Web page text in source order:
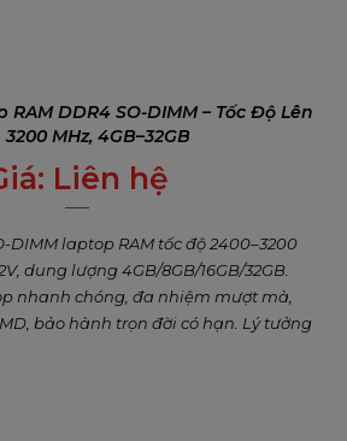
RAM DDR4 SO-DIMM – Tốc Độ Lên
MHz, 4GB–32GB
Liên hệ
0₫
DIMM laptop RAM tốc độ 2400–3200
dung lượng 4GB/8GB/16GB/32GB.
nhanh chóng, đa nhiệm mượt mà,
bảo hành trọn đời có hạn. Lý tưởng